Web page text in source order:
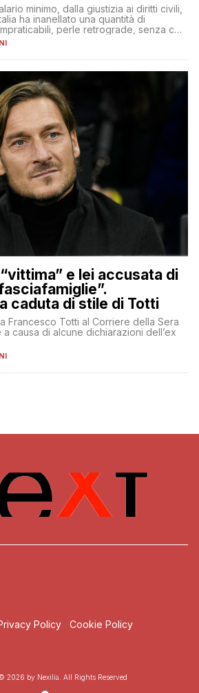
minimo, dalla giustizia ai diritti civili,
ha inanellato una quantità di
perle retrograde, senza che
a sinistra – glielo abbia fatto notare
e lei accusata di
caduta di stile di Totti
Francesco Totti al Corriere della Sera
causa di alcune dichiarazioni dell’ex
Policy
Cookie Policy
2026 by Nexilia. All Rights Reserved